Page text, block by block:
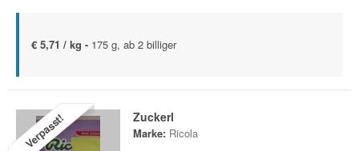
€ 5,71 / kg - 175 g, ab 2 billiger
Verpasst! Zuckerl
Marke: Ricola